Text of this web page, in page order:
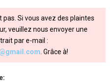
Si vous avez des plaintes
veuillez nous envoyer une
par e-mail :
. Grâce à!